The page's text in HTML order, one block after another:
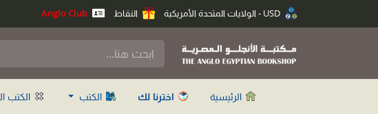
النقاط
الرئيسية اخترنا لك الكتب الكتب